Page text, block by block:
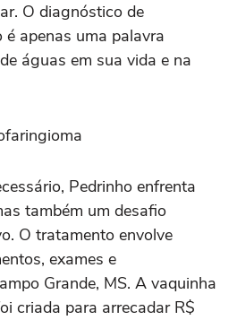
O diagnóstico de
apenas uma palavra
águas em sua vida e na
Pedrinho enfrenta
também um desafio
O tratamento envolve
exames e
Grande, MS. A vaquinha
criada para arrecadar R$